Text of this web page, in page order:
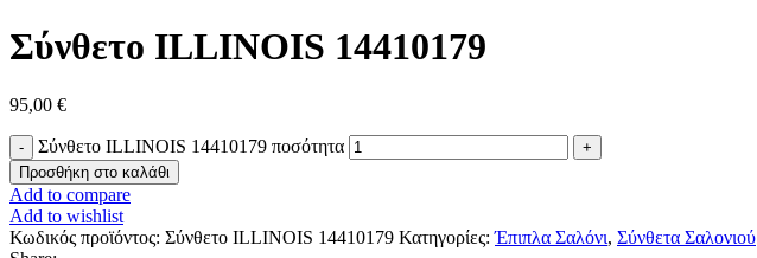
Σύνθετο ILLINOIS 14410179
95,00 €
Σύνθετο ILLINOIS 14410179 ποσότητα
Προσθήκη στο καλάθι
Add to compare
Add to wishlist
Κωδικός προϊόντος: Σύνθετο ILLINOIS 14410179 Κατηγορίες: Έπιπλα Σαλόνι, Σύνθετα Σαλονιού